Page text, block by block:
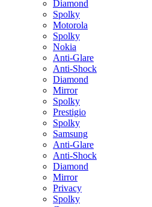
Diamond
Spolky
Motorola
Spolky
Nokia
Anti-Glare
Anti-Shock
Diamond
Mirror
Spolky
Prestigio
Spolky
Samsung
Anti-Glare
Anti-Shock
Diamond
Mirror
Privacy
Spolky